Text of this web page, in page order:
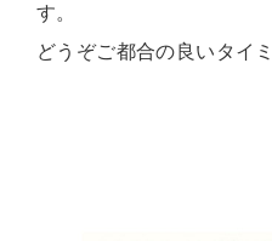
す。
どうぞご都合の良いタイ